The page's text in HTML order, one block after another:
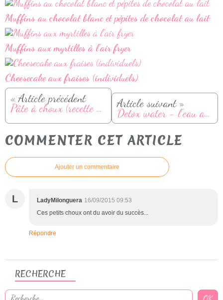
Muffins au chocolat blanc et pépites de chocolat au lait
Muffins aux myrtilles à l'air fryer
Cheesecake aux fraises (individuels)
« Article précédent
Pâte à choux (recette et conseils) Article suivant »
Detox water - l'eau aromatisée maison
COMMENTER CET ARTICLE
Ajouter un commentaire
L LadyMilonguera 16/09/2015 09:53
Ces petits choux ont du avoir du succès...
Répondre
RECHERCHE